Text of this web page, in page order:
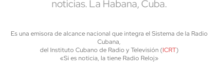
noticias. La Habana, Cuba.
Es una emisora de alcance nacional que integra el Sistema de la Radio
Cubana,
del Instituto Cubano de Radio y Televisión (ICRT)
«Si es noticia, la tiene Radio Reloj»